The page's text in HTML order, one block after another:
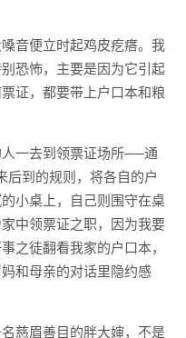
音便立时起鸡皮疙瘩。我
恐怖，主要是因为它引起
证，都要带上户口本和粮
一去到领票证场所──通
到的规则，将各自的户
小桌上，自己则围守在桌
中领票证之职，因为我要
之徒翻看我家的户口本，
和母亲的对话里隐约感
慈眉善目的胖大婶，不是